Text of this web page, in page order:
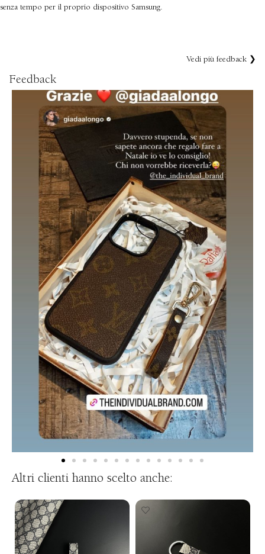
senza tempo per il proprio dispositivo Samsung.
Feedback
Vedi più feedback ❯
Altri clienti hanno scelto anche: